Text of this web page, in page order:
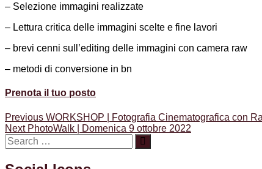
– Selezione immagini realizzate
– Lettura critica delle immagini scelte e fine lavori
– brevi cenni sull’editing delle immagini con camera raw
– metodi di conversione in bn
Prenota il tuo posto
Navigazione
articoli
Previous Previous
post:
WORKSHOP | Fotografia Cinematografica con
Next Next
post:
PhotoWalk | Domenica 9 ottobre 2022